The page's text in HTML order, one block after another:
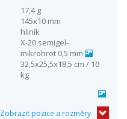
17,4 g
145x10 mm
hliník
X-20 semigel-
mikrohrot 0,5 mm
32,5x25,5x18,5 cm / 10
kg
Zobrazit pozice a rozměry